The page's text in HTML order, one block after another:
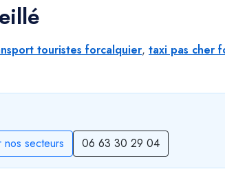
touristes forcalquier, taxi pas cher
nos secteurs 06 63 30 29 04